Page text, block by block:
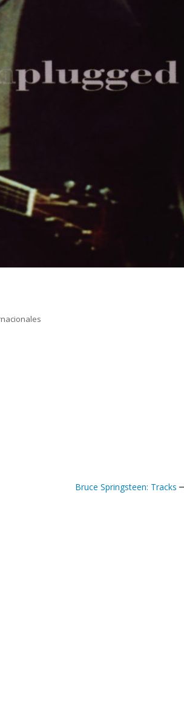
Bruce Springsteen: Tracks